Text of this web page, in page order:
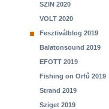
SZIN 2020
VOLT 2020
Fesztiválblog 2019
Balatonsound 2019
EFOTT 2019
Fishing on Orfű 2019
Strand 2019
Sziget 2019